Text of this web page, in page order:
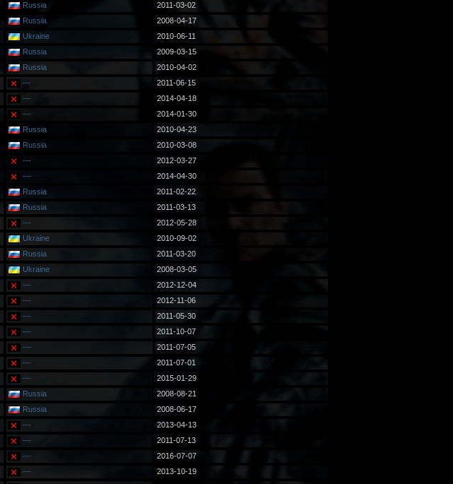
Russia
2011-03-02
Russia
2008-04-17
Ukraine
2010-06-11
Russia
2009-03-15
Russia
2010-04-02
---
2011-06-15
---
2014-04-18
---
2014-01-30
Russia
2010-04-23
Russia
2010-03-08
---
2012-03-27
---
2014-04-30
Russia
2011-02-22
Russia
2011-03-13
---
2012-05-28
Ukraine
2010-09-02
Russia
2011-03-20
Ukraine
2008-03-05
---
2012-12-04
---
2012-11-06
---
2011-05-30
---
2011-10-07
---
2011-07-05
---
2011-07-01
---
2015-01-29
Russia
2008-08-21
Russia
2008-06-17
---
2013-04-13
---
2011-07-13
---
2016-07-07
---
2013-10-19